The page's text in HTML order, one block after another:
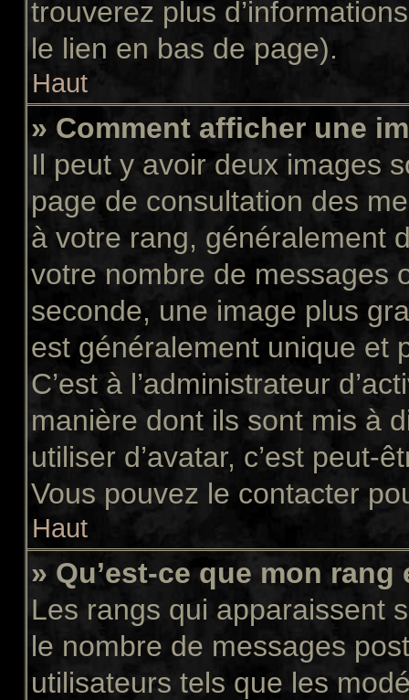
trouverez plus
le lien en bas de page).
Haut
» Comment afficher une
Il peut y avoir deux images
page de consultation des
à votre rang, généralement
votre nombre de messages
seconde, une image plus
est généralement unique et
C’est à l’administrateur
manière dont ils sont mis à
utiliser d’avatar, c’est peut-
Vous pouvez le contacter
Haut
» Qu’est-ce que mon
Les rangs qui apparaissent
le nombre de messages
utilisateurs tels que les